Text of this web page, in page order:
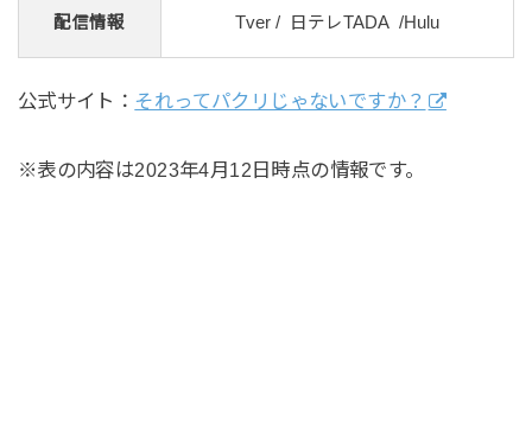
配信情報 Tver / 日テレTADA /Hulu
公式サイト： それってパクリじゃないですか？
※表の内容は2023年4月12日時点の情報です。